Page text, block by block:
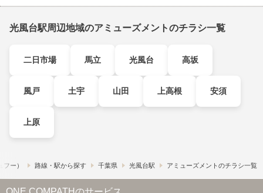
光風台駅周辺地域のアミューズメントのチラシ一覧
二日市場 馬立 光風台 高坂
風戸 土宇 山田 上高根 安須
上原
ー） 路線・駅から探す 千葉県 光風台駅 アミューズメントのチラシ一覧